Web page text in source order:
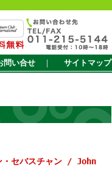
問い合せ ｜ サイトマップ
・セバスチャン / John